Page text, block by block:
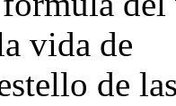
vida de
de